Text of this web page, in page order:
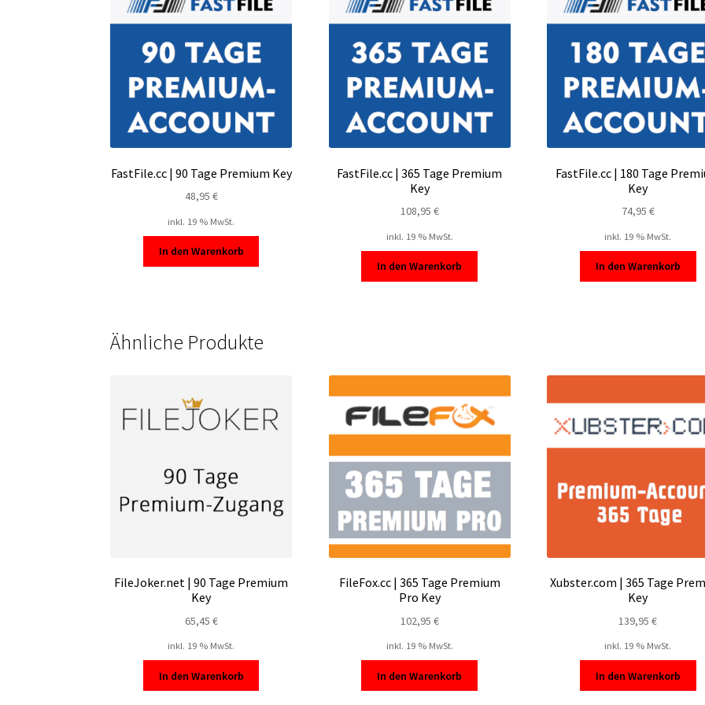
FastFile.cc | 90 Tage Premium Key
48,95 €
inkl. 19 % MwSt.
In den Warenkorb
FastFile.cc | 365 Tage Premium
Key
108,95 €
inkl. 19 % MwSt.
In den Warenkorb
FastFile.cc | 180 Tage
Key
74,95 €
inkl. 19 % MwSt.
In den Warenkorb
Ähnliche Produkte
FileJoker.net | 90 Tage Premium
Key
65,45 €
inkl. 19 % MwSt.
In den Warenkorb
FileFox.cc | 365 Tage Premium
Pro Key
102,95 €
inkl. 19 % MwSt.
In den Warenkorb
Xubster.com | 365 Tage
Key
139,95€
inkl. 19 % MwSt.
In den Warenkorb